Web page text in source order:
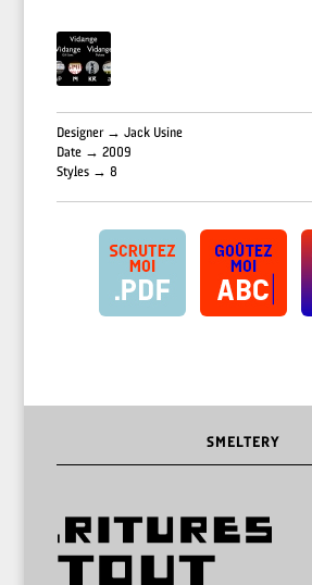
Designer → Jack Usine
Date → 2009
Styles → 8
SMELTERY